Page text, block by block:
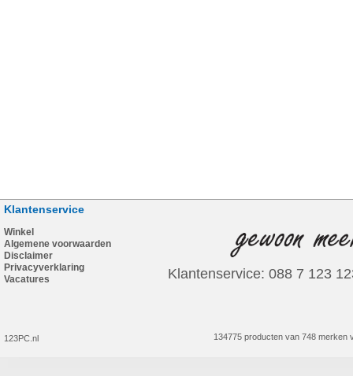
Klantenservice
Winkel
Algemene voorwaarden
Disclaimer
Privacyverklaring
Vacatures
123PC.nl
Klantenservice: 088 7 123
134775 producten van 748 merken